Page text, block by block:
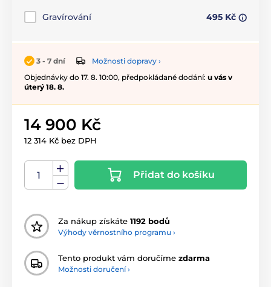
Gravírování 495 Kč
3 - 7 dní
Možnosti dopravy ›
Objednávky do 17. 8. 10:00, předpokládané dodání: u vás v
úterý 18. 8.
14 900 Kč
12 314 Kč bez DPH
Přidat do košíku
Za nákup získáte 1192 bodů
Výhody věrnostního programu ›
Tento produkt vám doručíme zdarma
Možnosti doručení ›